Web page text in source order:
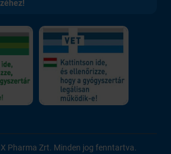
Pharma Zrt. Minden jog fenntartva.